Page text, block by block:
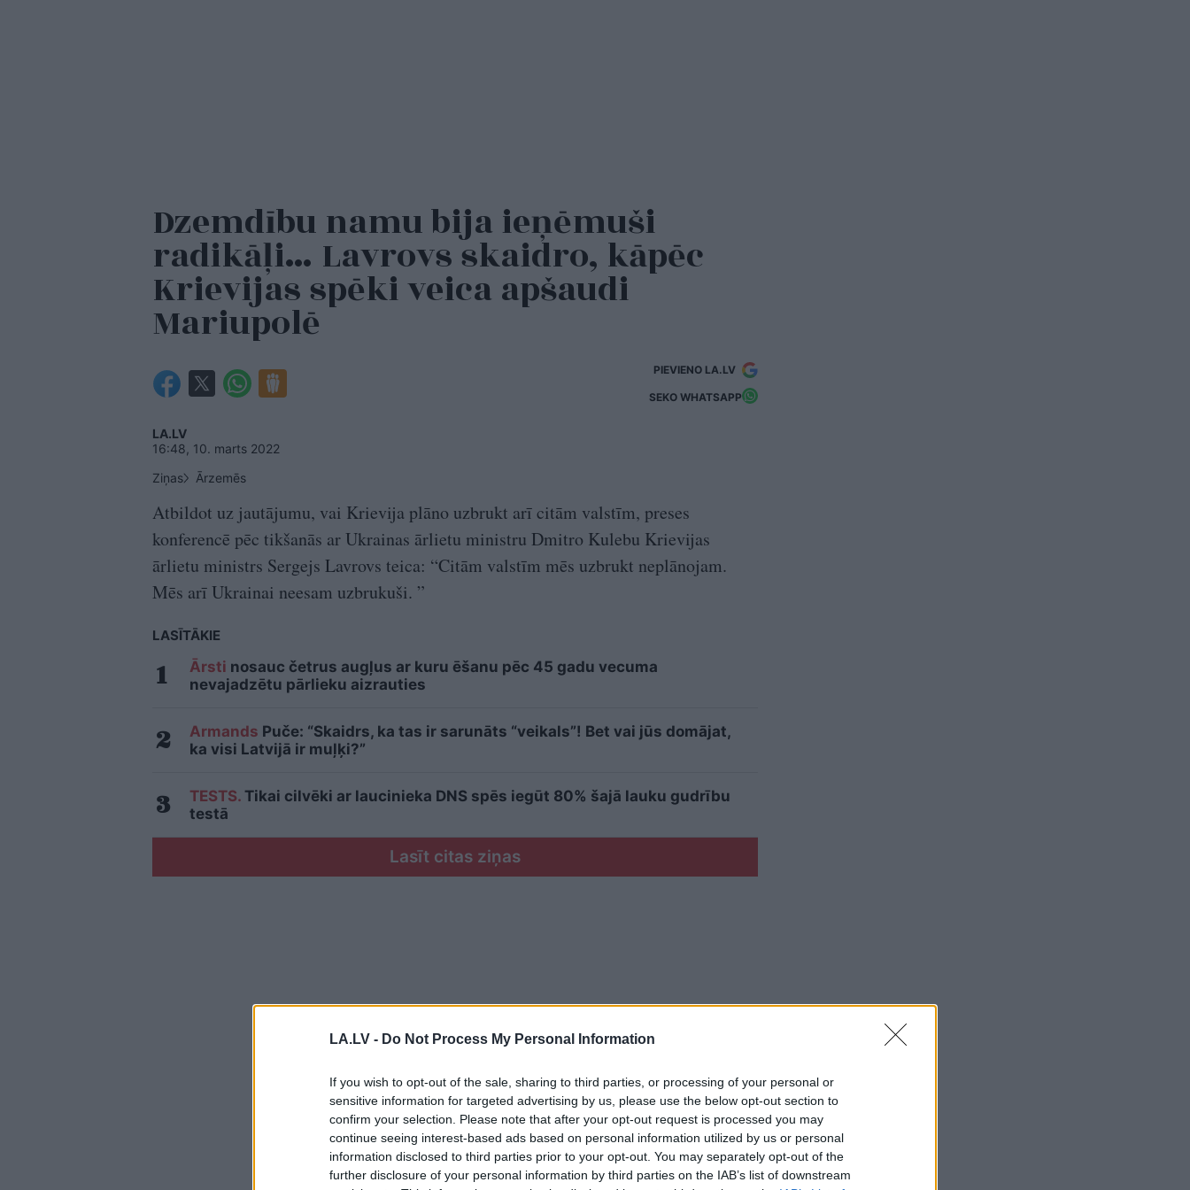
LA.LV - Do Not Process My Personal Information
If you wish to opt-out of the sale, sharing to third parties, or processing of your personal or
sensitive information for targeted advertising by us, please use the below opt-out section to
confirm your selection. Please note that after your opt-out request is processed you may
continue seeing interest-based ads based on personal information utilized by us or personal
information disclosed to third parties prior to your opt-out. You may separately opt-out of the
further disclosure of your personal information by third parties on the IAB’s list of downstream
Dzemdību namu bija ieņēmuši
radikāļi… Lavrovs skaidro, kāpēc
Krievijas spēki veica apšaudi
Mariupolē
PIEVIENO LA.LV
SEKO WHATSAPP
LA.LV
16:48, 10. marts 2022
Ziņas
Ārzemēs
Atbildot uz jautājumu, vai Krievija plāno uzbrukt arī citām valstīm, preses
konferencē pēc tikšanās ar Ukrainas ārlietu ministru Dmitro Kulebu Krievijas
ārlietu ministrs Sergejs Lavrovs teica: “Citām valstīm mēs uzbrukt neplānojam.
Mēs arī Ukrainai neesam uzbrukuši. ”
LASĪTĀKIE
Ārsti nosauc četrus augļus ar kuru ēšanu pēc 45 gadu vecuma
nevajadzētu pārlieku aizrauties
Armands Puče: “Skaidrs, ka tas ir sarunāts “veikals”! Bet vai jūs domājat,
ka visi Latvijā ir muļķi?”
TESTS. Tikai cilvēki ar laucinieka DNS spēs iegūt 80% šajā lauku gudrību
testā
Lasīt citas ziņas